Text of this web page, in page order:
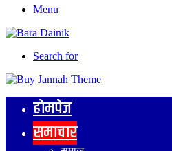
Menu
Search for
होमपेज
समाचार